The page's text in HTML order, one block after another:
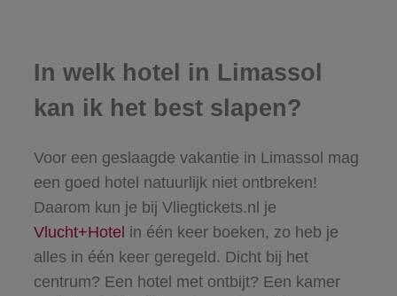
In welk hotel in Limassol
kan ik het best slapen?
Voor een geslaagde vakantie in Limassol mag
een goed hotel natuurlijk niet ontbreken!
Daarom kun je bij Vliegtickets.nl je
Vlucht+Hotel in één keer boeken, zo heb je
alles in één keer geregeld. Dicht bij het
centrum? Een hotel met ontbijt? Een kamer